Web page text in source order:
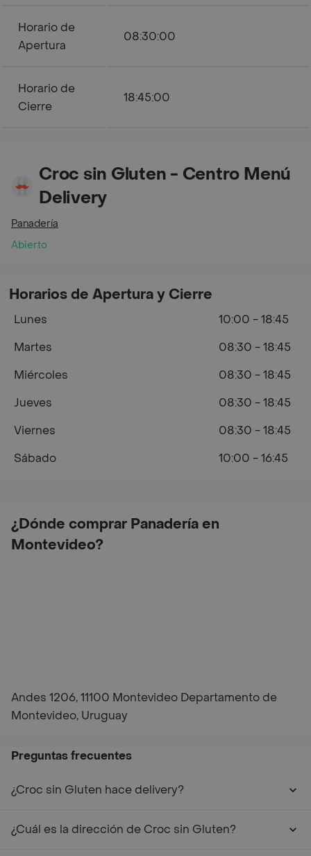
Horario de
Apertura
08:30:00
Horario de
Cierre
18:45:00
Croc sin Gluten - Centro Menú
Delivery
Panadería
Abierto
¿Dónde comprar Panadería en
Montevideo?
Andes 1206, 11100 Montevideo Departamento de
Montevideo, Uruguay
Horarios de Apertura y Cierre
Lunes
10:00 - 18:45
Martes
08:30 - 18:45
Miércoles
08:30 - 18:45
Jueves
08:30 - 18:45
Viernes
08:30 - 18:45
Sábado
10:00 - 16:45
Preguntas frecuentes
¿Croc sin Gluten hace delivery?
¿Cuál es la dirección de Croc sin Gluten?